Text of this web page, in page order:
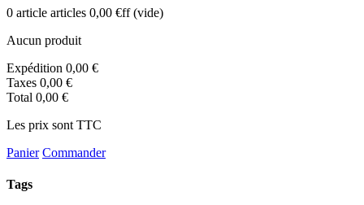
0 article articles 0,00 €ff (vide)
Aucun produit
Expédition 0,00 €
Taxes 0,00 €
Total 0,00 €
Les prix sont TTC
Panier Commander
Tags